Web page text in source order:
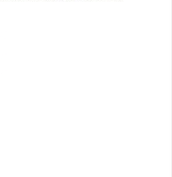
„Bezpieczne Wakacje”
roku – przydział gabinetów
roku – autobusy szkolne
i 3d do Zieleniewa i Kołobrzegu